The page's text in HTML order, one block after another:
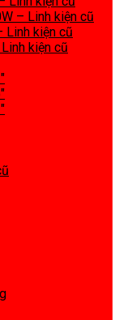
– Linh kiện cũ
Linh kiện cũ
kiện cũ